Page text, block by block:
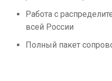
Работа с
всей России
Полный пакет